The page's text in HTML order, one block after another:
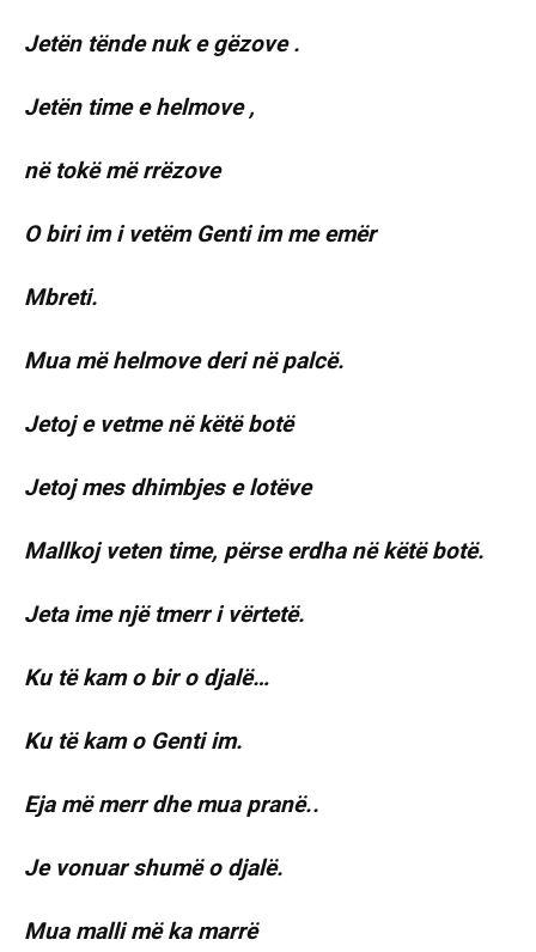
Jetën tënde nuk e gëzove .
Jetën time e helmove ,
në tokë më rrëzove
O biri im i vetëm Genti im me emër
Mbreti.
Mua më helmove deri në palcë.
Jetoj e vetme në këtë botë
Jetoj mes dhimbjes e lotëve
Mallkoj veten time, përse erdha në këtë botë.
Jeta ime një tmerr i vërtetë.
Ku të kam o bir o djalë…
Ku të kam o Genti im.
Eja më merr dhe mua pranë..
Je vonuar shumë o djalë.
Mua malli më ka marrë